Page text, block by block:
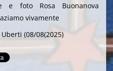
e foto Rosa Buonanova
vivamente
(08/08(2025)